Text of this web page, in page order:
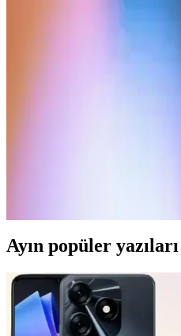
Karşılaştırması ve Özellikler
Ayın popüler yazıları